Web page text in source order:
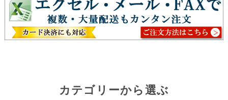
カテゴリーから選ぶ